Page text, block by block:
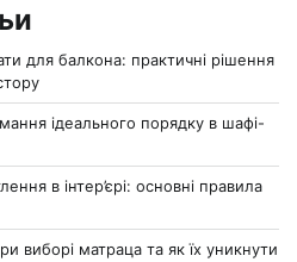
для балкона: практичні рішення
ідеального порядку в шафі-
в інтер’єрі: основні правила
виборі матраца та як їх уникнути